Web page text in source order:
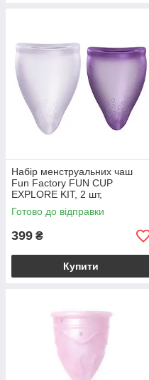
Набір менструальних чаш
Fun Factory FUN CUP
EXPLORE KIT, 2 шт,
Multicolored Violet, об’єми 20
та 30 мл
Готово до відправки
399 ₴
Купити